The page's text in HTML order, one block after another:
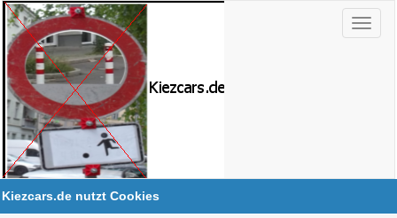
Kiezcars.de nutzt Cookies